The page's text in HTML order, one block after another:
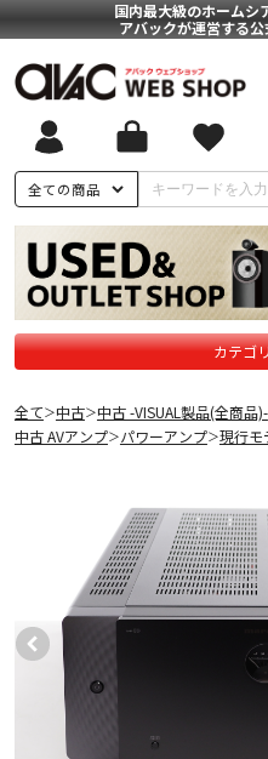
国内最大級のホームシ
アバックが運営する
全ての商品
カテゴ
全て＞中古＞中古 -VISUAL製品(全商品)-
中古 AVアンプ＞パワーアンプ＞現行モ